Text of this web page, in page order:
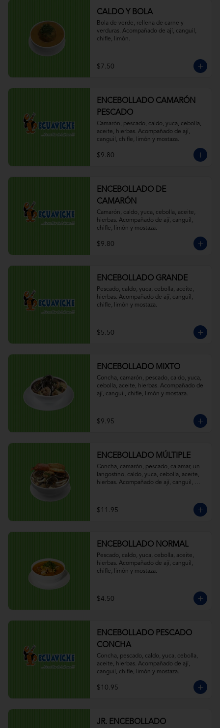
CALDO Y BOLA
Bola de verde, rellena de carne y
verduras. Acompañado de ají, canguil,
chifle, limón.
$7.50
ENCEBOLLADO CAMARÓN
PESCADO
Camarón, pescado, caldo, yuca, cebolla,
aceite, hierbas. Acompañado de ají,
canguil, chifle, limón y mostaza.
$9.80
ENCEBOLLADO DE
CAMARÓN
Camarón, caldo, yuca, cebolla, aceite,
hierbas. Acompañado de ají, canguil,
chifle, limón y mostaza.
$9.80
ENCEBOLLADO GRANDE
Pescado, caldo, yuca, cebolla, aceite,
hierbas. Acompañado de ají, canguil,
chifle, limón y mostaza.
$5.50
ENCEBOLLADO MIXTO
Concha, camarón, pescado, caldo, yuca,
cebolla, aceite, hierbas. Acompañado de
ají, canguil, chifle, limón y mostaza.
$9.95
ENCEBOLLADO MÚLTIPLE
Concha, camarón, pescado, calamar, un
langostino, caldo, yuca, cebolla, aceite,
hierbas. Acompañado de ají, canguil,
$11.95
ENCEBOLLADO NORMAL
Pescado, caldo, yuca, cebolla, aceite,
hierbas. Acompañado de ají, canguil,
chifle, limón y mostaza.
$4.50
ENCEBOLLADO PESCADO
CONCHA
Concha, pescado, caldo, yuca, cebolla,
aceite, hierbas. Acompañado de ají,
canguil, chifle, limón y mostaza.
$10.95
JR. ENCEBOLLADO